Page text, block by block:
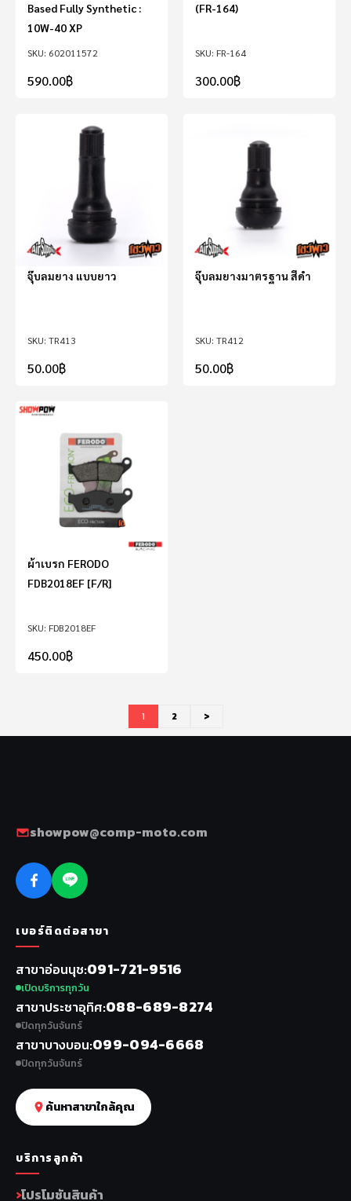
602011572
Based Fully Synthetic :
10W-40 XP
590.00฿
FR-164
(FR-164)
300.00฿
TR413
จุ๊บลมยาง แบบยาว
50.00฿
TR412
จุ๊บลมยางมาตรฐาน สีดำ
50.00฿
FDB2018EF
ผ้าเบรก FERODO
FDB2018EF [F/R]
450.00฿
1 2 >
showpow@comp-moto.com
เบอร์ติดต่อสาขา
สาขาอ่อนนุช 091-721-9516
เปิดบริการทุกวัน
สาขาประชาอุทิศ 088-689-8274
ปิดทุกวันจันทร์
สาขาบางบอน 099-094-6668
ปิดทุกวันจันทร์
ค้นหาสาขาใกล้คุณ
บริการลูกค้า
โปรโมชันสินค้า